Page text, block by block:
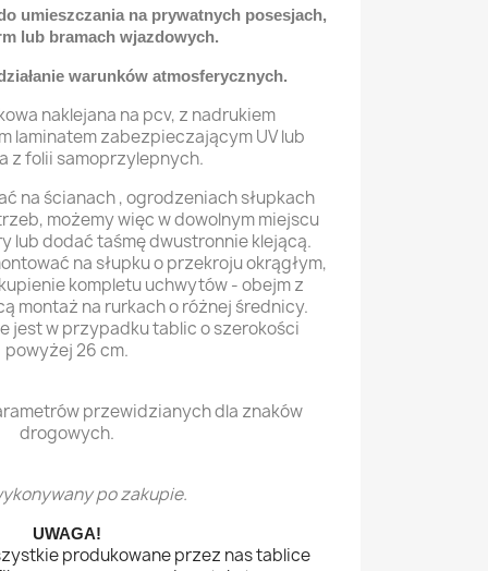
umieszczania na prywatnych posesjach,
lub bramach wjazdowych.
warunków atmosferycznych.
naklejana na pcv, z nadrukiem
laminatem zabezpieczającym UV lub
z folii samoprzylepnych.
na ścianach , ogrodzeniach słupkach
możemy więc w dowolnym miejscu
lub dodać taśmę dwustronnie klejącą.
na słupku o przekroju okrągłym,
kompletu uchwytów - obejm z
montaż na rurkach o różnej średnicy.
jest w przypadku tablic o szerokości
powyżej 26 cm.
przewidzianych dla znaków
drogowych.
po zakupie.
UWAGA!
produkowane przez nas tablice